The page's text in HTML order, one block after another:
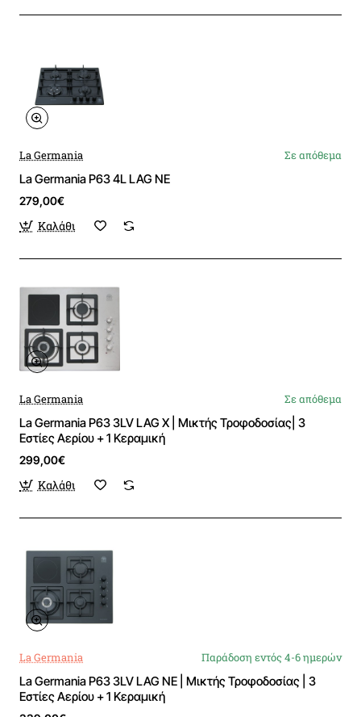
La Germania Σε απόθεμα
La Germania P63 4L LAG NE
279,00€
Καλάθι
La Germania Σε απόθεμα
La Germania P63 3LV LAG X | Μικτής Τροφοδοσίας| 3
Εστίες Αερίου + 1 Κεραμική
299,00€
Καλάθι
La Germania Παράδοση εντός 4-6 ημερών
La Germania P63 3LV LAG NE | Μικτής Τροφοδοσίας | 3
Εστίες Αερίου + 1 Κεραμική